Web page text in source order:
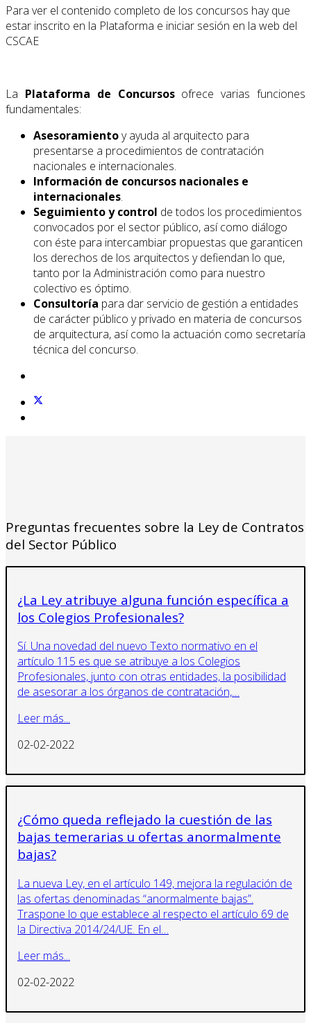
Para ver el contenido completo de los concursos hay que
estar inscrito en la Plataforma e iniciar sesión en la web del
CSCAE
La Plataforma de Concursosofrece varias funciones
fundamentales:
Asesoramientoy ayuda al arquitecto para
presentarse a procedimientos de contratación
nacionales e internacionales.
Información de concursos nacionales e
internacionales.
Seguimiento y control de todos los procedimientos
convocados por el sector público, así como diálogo
con éste para intercambiar propuestas que garanticen
los derechos de los arquitectos y defiendan lo que,
tanto por la Administración como para nuestro
colectivo es óptimo.
Consultoría para dar servicio de gestión a entidades
de carácter público y privado en materia de concursos
de arquitectura, así como la actuación como secretaría
técnica del concurso.
Preguntas frecuentes sobre la Ley de Contratos
del Sector Público
¿La Ley atribuye alguna función específica a
los Colegios Profesionales?
Sí. Una novedad del nuevo Texto normativo en el
artículo 115 es que se atribuye a los Colegios
Profesionales, junto con otras entidades, la posibilidad
de asesorar a los órganos de contratación,…
Leer más...
02-02-2022
¿Cómo queda reflejado la cuestión de las
bajas temerarias u ofertas anormalmente
bajas?
La nueva Ley, en el artículo 149, mejora la regulación de
las ofertas denominadas “anormalmente bajas”.
Traspone lo que establece al respecto el artículo 69 de
la Directiva 2014/24/UE. En el…
Leer más...
02-02-2022